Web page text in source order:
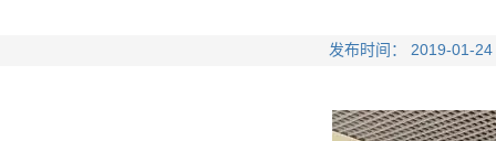
发布时间： 2019-